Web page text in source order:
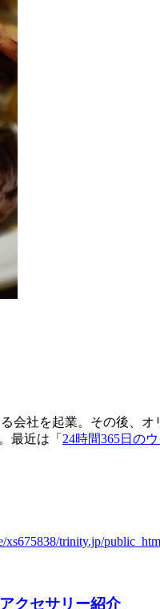
会社を起業。その後、オ
最近は「 24時間365日の
クセサリー紹介